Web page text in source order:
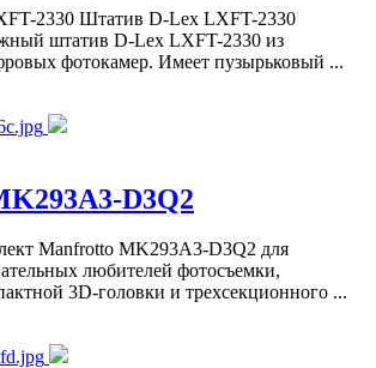
2330 Штатив D-Lex LXFT-2330
штатив D-Lex LXFT-2330 из
фотокамер. Имеет пузырьковый ...
D3Q2
Manfrotto MK293A3-D3Q2 для
любителей фотосъемки,
3D-головки и трехсекционного ...